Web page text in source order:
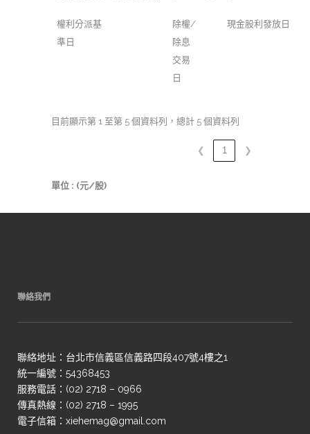
權利分派基
準日
除權/
除息
交易
日
現金股利發放日
目前顯示第 1 至第 5 個資料列，總計 5 個資料列
❮ 1 ❯
單位 : (元/股)
聯絡我們
聯絡地址：台北市信義區信義路四段407號4樓之1
統一編號：54368453
服務電話：(02) 2718 – 0966
傳真熱線：(02) 2718 – 1995
電子信箱：xiehemag@gmail.com